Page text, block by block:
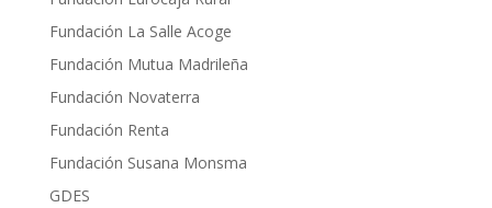
Fundación La Salle Acoge
Fundación Mutua Madrileña
Fundación Novaterra
Fundación Renta
Fundación Susana Monsma
GDES